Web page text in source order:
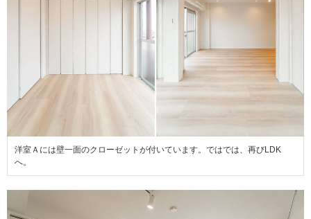
洋室Ａには壁一面のクローゼットが付いています。ではでは、再びLDK
へ。